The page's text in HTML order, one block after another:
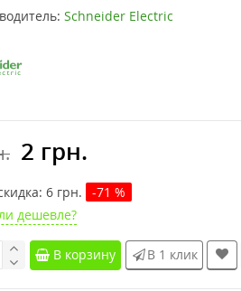
Schneider Electric
2 грн.
6грн.
-71 %
дешевле?
В корзину В 1 клик